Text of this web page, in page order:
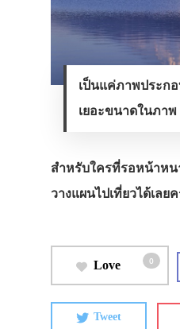
เป็นแค่ภาพประก
เยอะขนาดในภาพ
สำหรับใครที่รอหน้าหน
วางแผนไปเที่ยวได้เลย
Love 0
Tweet